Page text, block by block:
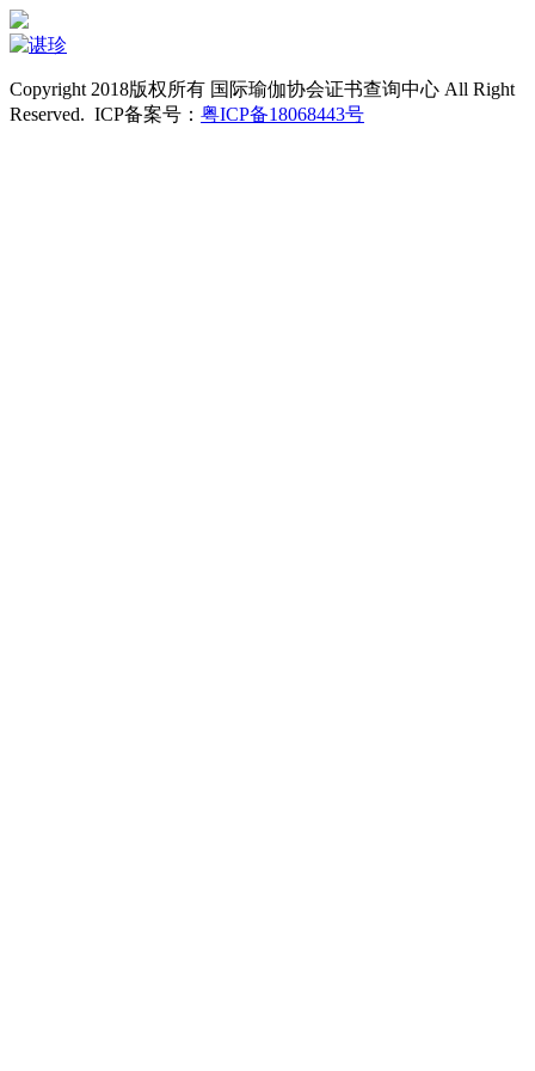
Copyright 2018版权所有 国际瑜伽协会证书查询中心 All Right
Reserved. ICP备案号： 粤ICP备18068443号